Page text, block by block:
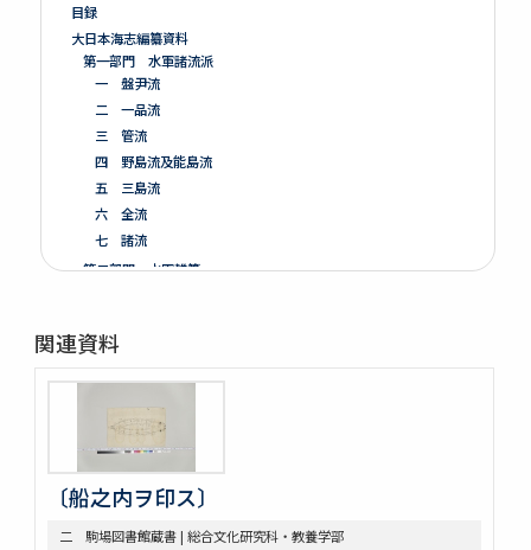
目録
大日本海志編纂資料
第一部門 水軍諸流派
一 盤尹流
二 一品流
三 管流
四 野島流及能島流
五 三島流
六 全流
七 諸流
第二部門 水軍雑纂
二 造船
三 洋式船
一 外交
二 海防
三 漂流
第五部門 史書雑纂
一 軍記
関連資料
〔船之内ヲ印ス〕
二 駒場図書館蔵書 | 総合文化研究科・教養学部